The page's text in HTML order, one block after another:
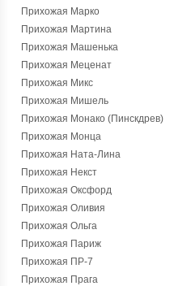
Прихожая Марко
Прихожая Мартина
Прихожая Машенька
Прихожая Меценат
Прихожая Микс
Прихожая Мишель
Прихожая Монако (Пинскдрев)
Прихожая Монца
Прихожая Ната-Лина
Прихожая Некст
Прихожая Оксфорд
Прихожая Оливия
Прихожая Ольга
Прихожая Париж
Прихожая ПР-7
Прихожая Прага